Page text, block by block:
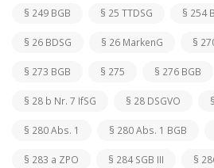
§ 249 BGB § 25 TTDSG § 254
§ 26 BDSG § 26 MarkenG §
§ 273 BGB § 275 § 276 BGB
§ 28 b Nr. 7 IfSG § 28 DSGVO
§ 280 Abs. 1 § 280 Abs. 1 BGB
§ 283 a ZPO § 284 SGB III §